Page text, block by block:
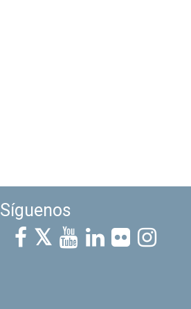
Síguenos